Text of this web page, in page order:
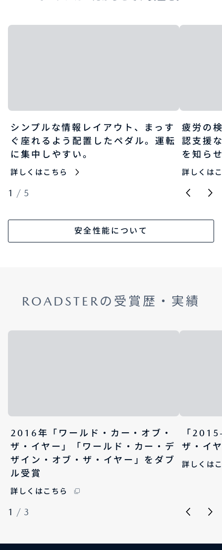
シンプルな情報レイアウト、まっす
ぐ座れるよう配置したペダル。運転
に集中しやすい。
詳しくはこちら
疲労の
認支援
を知ら
詳しくは
1 / 5
安全性能について
ROADSTERの受賞歴・実績
2016年「ワールド・カー・オブ・
ザ・イヤー」「ワールド・カー・デ
ザイン・オブ・ザ・イヤー」をダブ
ル受賞
詳しくはこちら
「
ザ・イ
詳しくは
1 / 3